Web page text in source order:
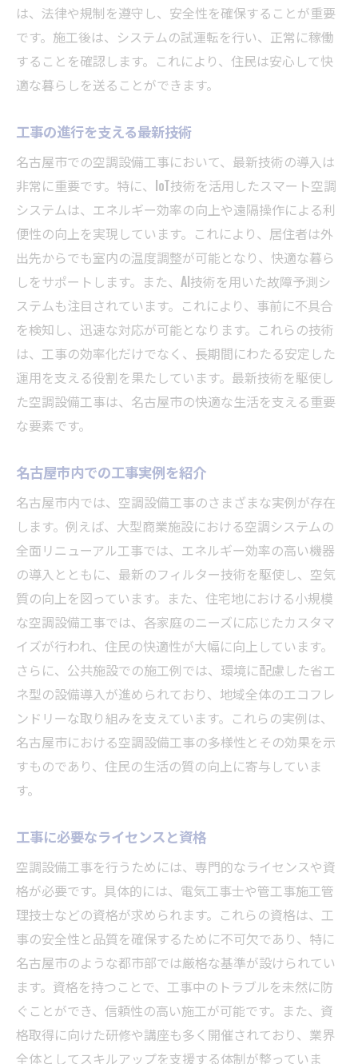
施工前に確認すべき重要ポイント
名古屋市における安心の選び方ガイド
快適な暮らしを支える名古屋市の空調設備工事
空調設備工事がもたらす快適空間
名古屋市での工事成功事例を分析
空調設備が快適環境を実現する鍵
名古屋市内の工事イノベーション
名古屋市における空調設備工事の流れと注意点
初めての空調設備工事の流れを学ぶ
工事進行中に注意すべきポイント
名古屋市での工事ステップを解説
工事の流れをスムーズにするコツ
注意すべき法的要件と規制
工事後のフォローアップ方法
生活の質を向上させる空調設備工事
名古屋市での快適な暮らしの実現方法
空調設備がもたらす健康的な生活
名古屋市での工事の実例と成果
工事後のメンテナンスとその重要性
空調設備工事の未来展望を考える
名古屋市での空調設備工事の重要性を理解する
空調設備工事が持つ地域への影響
名古屋市での工事の歴史と現在
工事がもたらす地域経済への貢献
名古屋市民の生活を豊かにする工事
空調設備工事の社会的役割を考察
は、法律や規制を遵守し、安全性を確保することが重要
です。施工後は、システムの試運転を行い、正常に稼働
することを確認します。これにより、住民は安心して快
適な暮らしを送ることができます。
工事の進行を支える最新技術
名古屋市での空調設備工事において、最新技術の導入は
非常に重要です。特に、IoT技術を活用したスマート空調
システムは、エネルギー効率の向上や遠隔操作による利
便性の向上を実現しています。これにより、居住者は外
出先からでも室内の温度調整が可能となり、快適な暮ら
しをサポートします。また、AI技術を用いた故障予測シ
ステムも注目されています。これにより、事前に不具合
を検知し、迅速な対応が可能となります。これらの技術
は、工事の効率化だけでなく、長期間にわたる安定した
運用を支える役割を果たしています。最新技術を駆使し
た空調設備工事は、名古屋市の快適な生活を支える重要
な要素です。
名古屋市内での工事実例を紹介
名古屋市内では、空調設備工事のさまざまな実例が存在
します。例えば、大型商業施設における空調システムの
全面リニューアル工事では、エネルギー効率の高い機器
の導入とともに、最新のフィルター技術を駆使し、空気
質の向上を図っています。また、住宅地における小規模
な空調設備工事では、各家庭のニーズに応じたカスタマ
イズが行われ、住民の快適性が大幅に向上しています。
さらに、公共施設での施工例では、環境に配慮した省エ
ネ型の設備導入が進められており、地域全体のエコフレ
ンドリーな取り組みを支えています。これらの実例は、
名古屋市における空調設備工事の多様性とその効果を示
すものであり、住民の生活の質の向上に寄与していま
す。
工事に必要なライセンスと資格
空調設備工事を行うためには、専門的なライセンスや資
格が必要です。具体的には、電気工事士や管工事施工管
理技士などの資格が求められます。これらの資格は、工
事の安全性と品質を確保するために不可欠であり、特に
名古屋市のような都市部では厳格な基準が設けられてい
ます。資格を持つことで、工事中のトラブルを未然に防
ぐことができ、信頼性の高い施工が可能です。また、資
格取得に向けた研修や講座も多く開催されており、業界
全体としてスキルアップを支援する体制が整っていま